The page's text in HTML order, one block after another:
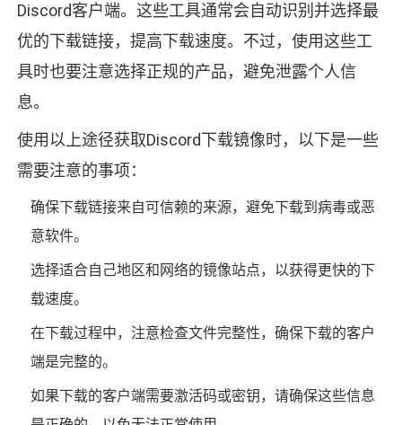
Discord客户端。这些工具通常会自动识别并选择最
优的下载链接，提高下载速度。不过，使用这些工
具时也要注意选择正规的产品，避免泄露个人信
息。
使用以上途径获取Discord下载镜像时，以下是一些
需要注意的事项：
确保下载链接来自可信赖的来源，避免下载到病毒或恶
意软件。
选择适合自己地区和网络的镜像站点，以获得更快的下
载速度。
在下载过程中，注意检查文件完整性，确保下载的客户
端是完整的。
如果下载的客户端需要激活码或密钥，请确保这些信息